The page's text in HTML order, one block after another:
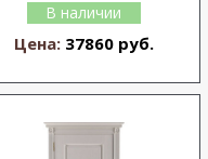
В наличии
Цена: 37860 руб.